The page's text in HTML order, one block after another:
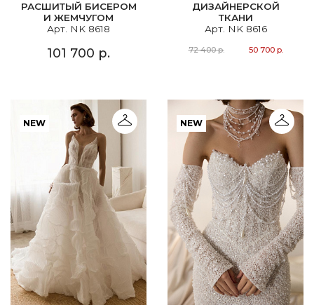
РАСШИТЫЙ БИСЕРОМ
И ЖЕМЧУГОМ
Арт. NK 8618
101 700 р.
ДИЗАЙНЕРСКОЙ
ТКАНИ
Арт. NK 8616
72 400 р. 50 700 р.
NEW NEW